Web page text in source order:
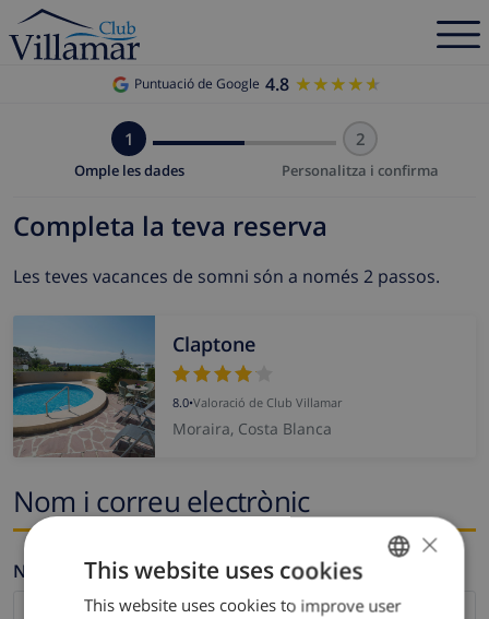
Puntuació de Google 4.8 ★★★★★
★★★★★
1
Omple les dades
2
Personalitza i confirma
Completa la teva reserva
Les teves vacances de somni són a només 2 passos.
Claptone
8.0•Valoració de Club Villamar
Moraira, Costa Blanca
Nom i correu electrònic
Nom *
ENGLISH
×
This website uses cookies
This website uses cookies to improve user